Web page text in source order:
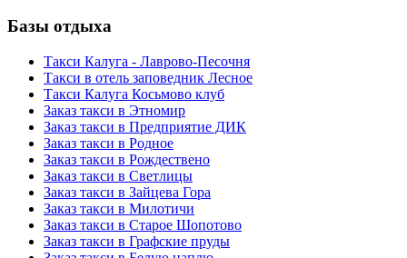
Базы отдыха
Такси Калуга - Лаврово-Песочня
Такси в отель заповедник Лесное
Такси Калуга Косьмово клуб
Заказ такси в Этномир
Заказ такси в Предприятие ДИК
Заказ такси в Родное
Заказ такси в Рождествено
Заказ такси в Светлицы
Заказ такси в Зайцева Гора
Заказ такси в Милотичи
Заказ такси в Старое Шопотово
Заказ такси в Графские пруды